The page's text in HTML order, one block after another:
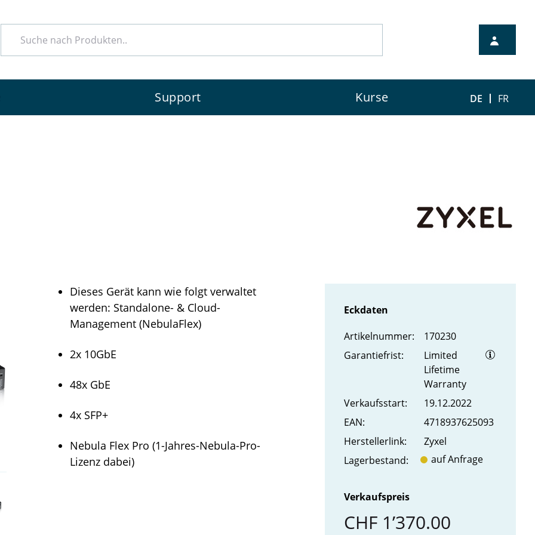
Support Kurse DE FR
Dieses Gerät kann wie folgt verwaltet
werden: Standalone- & Cloud-
Management (NebulaFlex)
2x 10GbE
48x GbE
4x SFP+
Nebula Flex Pro (1-Jahres-Nebula-Pro-
Lizenz dabei)
Eckdaten
Artikel­nummer:
170230
Garantiefrist:
Limited
Lifetime
Warranty
Verkaufs­start:
19.12.2022
EAN:
4718937625093
Hersteller­link:
Zyxel
Lager­bestand:
auf Anfrage
Verkaufspreis
CHF 1’370.00
Dann empfehlen wir Ihnen gerne einen kompetenten Vertriebspartner.
Sortiment.